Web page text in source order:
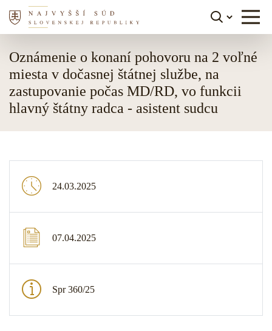
Oznámenie o konaní pohovoru na 2 voľné
miesta v dočasnej štátnej službe, na
zastupovanie počas MD/RD, vo funkcii
hlavný štátny radca - asistent sudcu
24.03.2025
07.04.2025
Spr 360/25